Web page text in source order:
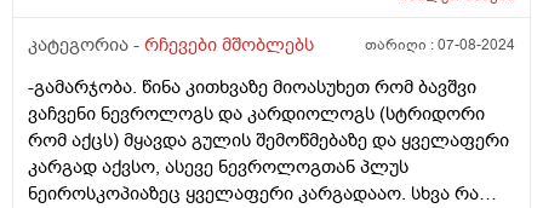
კატეგორია - რჩევები მშობლებს თარიღი :07-08-2024
-გამარჯობა. წინა კითხვაზე მიოასუხეთ რომ ბავშვი
ვაჩვენი ნევროლოგს და კარდიოლოგს (სტრიდორი
რომ აქცს) მყავდა გულის შემოწმებაზე და ყველაფერი
კარგად აქვსო, ასევე ნევროლოგთან პლუს
ნეიროსკოპიაზეც ყველაფერი კარგადააო. სხვა რა